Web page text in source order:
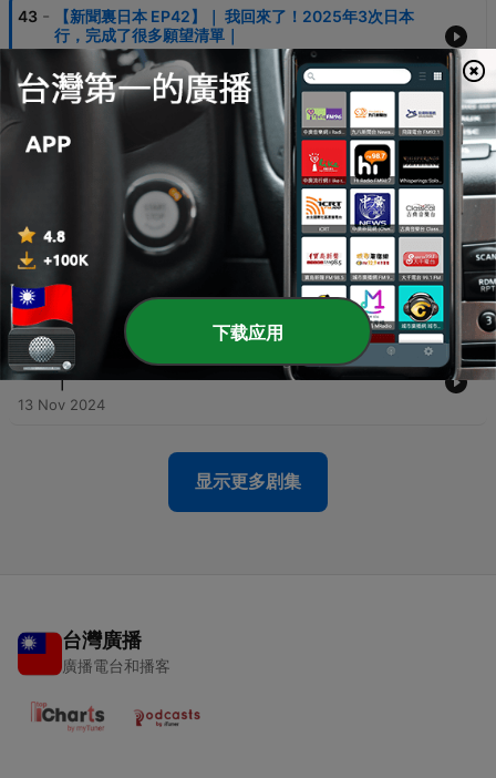
43 -
【新聞裏日本 EP42】｜ 我回來了！2025年3次日本
行，完成了很多願望清單｜
14 Dec 2025
42 - 【新聞裏日本 EP41】｜ 今年の漢字「金」30年來第5
16 Dec 2024
【新聞裏日本 EP40】｜ 2024流行語大賞出爐 網友意
見兩極｜ 飯素銷量創紀錄 背後原因令人淚目｜
09 Dec 2024
40
【新聞裏日本 EP39】｜日本便利店 奇招吸引客人｜熊
本5交通公司廢止 IC卡 惹乘客抱怨 ｜
20 Nov 2024
39 - 【新聞裏日本 EP38】｜2024 日本流行語超前預測！
｜
13 Nov 2024
显示更多剧集
台灣廣播
廣播電台和播客
下载应用